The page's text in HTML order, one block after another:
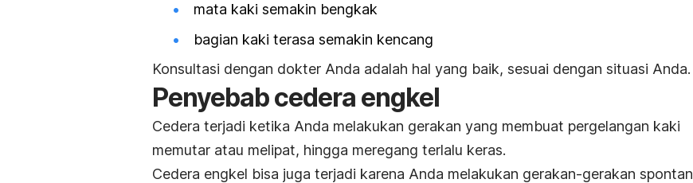
mata kaki semakin bengkak
bagian kaki terasa semakin kencang
Konsultasi dengan dokter Anda adalah hal yang baik, sesuai dengan situasi Anda.
Penyebab cedera engkel
Cedera terjadi ketika Anda melakukan gerakan yang membuat pergelangan kaki
memutar atau melipat, hingga meregang terlalu keras.
Cedera engkel bisa juga terjadi karena Anda melakukan gerakan-gerakan spontan